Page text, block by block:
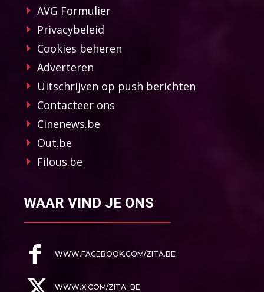
AVG Formulier
Privacybeleid
Cookies beheren
Adverteren
Uitschrijven op push berichten
Contacteer ons
Cinenews.be
Out.be
Filous.be
WAAR VIND JE ONS
WWW.FACEBOOK.COM/ZITA.BE
WWW.X.COM/ZITA_BE